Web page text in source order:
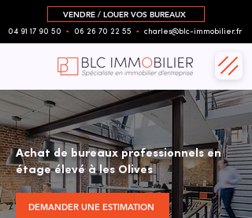
VENDRE / LOUER VOS BUREAUX
04 91 17 90 50 ▪︎ 06 26 70 22 55 ▪︎ charles@blc-immobilier.fr
Achat de bureaux professionnels en
étage élevé à les Olives
DEMANDER UNE ESTIMATION